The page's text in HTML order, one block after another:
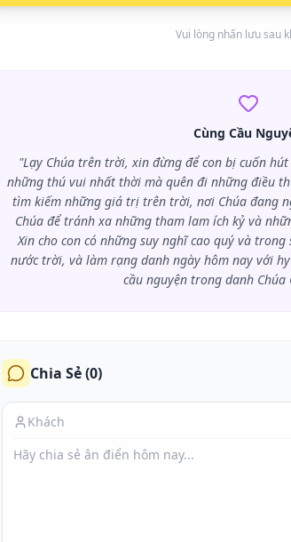
Vui lòng nhấn lưu sau
Cùng Cầu
"Lạy Chúa trên trời, xin đừng để con bị cuốn
những thú vui nhất thời mà quên đi những điều
tìm kiếm những giá trị trên trời, nơi Chúa đang
Chúa để tránh xa những tham lam ích kỷ và
Xin cho con có những suy nghĩ cao quý và
nước trời, và làm rạng danh ngày hôm nay với
cầu nguyện trong danh Chúa
Chia Sẻ (0)